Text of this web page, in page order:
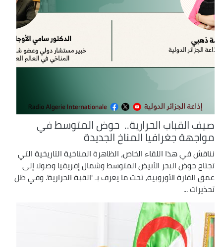
صيف القباب الحرارية.. حوض المتوسط في
مواجهة جغرافيا المناخ الجديدة
نناقش في هذا اللقاء الخاص، الظاهرة المناخية التاريخية التي
تجتاح حوض البحر الأبيض المتوسط وشمال إفريقيا وصولا إلى
عمق القارة الأوروبية، تحت ما يعرف بـ 'القبة الحرارية'. وفي ظل
تحذيرات ...